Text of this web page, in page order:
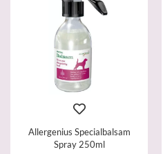
Allergenius Specialbalsam
Spray 250ml